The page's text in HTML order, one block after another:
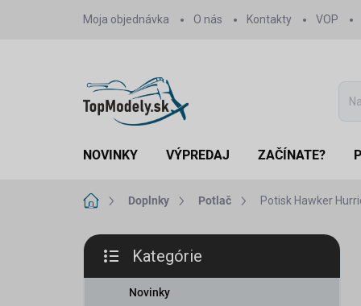
Moja objednávka O nás Kontakty VOP
NOVINKY VÝPREDAJ ZAČÍNATE?
DomovDoplnky Potlač Potisk Hawker
B
č
kategórie
Kategórie
Novinky